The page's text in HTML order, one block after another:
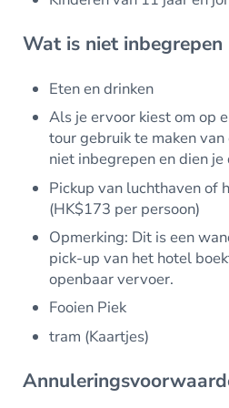
Wat is niet inbegrepen
Eten en drinken
Als je ervoor kiest om op
tour gebruik te maken
niet inbegrepen en dien
Pickup van luchthaven of
(HK$173 per persoon)
Opmerking: Dit is een
pick-up van het hotel
openbaar vervoer.
Fooien Piek
tram (Kaartjes)